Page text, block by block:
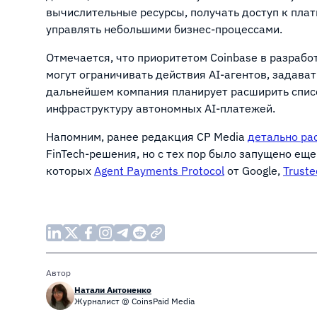
вычислительные ресурсы, получать доступ к
управлять небольшими бизнес-процессами.
Отмечается, что приоритетом Coinbase в
могут ограничивать действия AI-агентов,
дальнейшем компания планирует расширить
инфраструктуру автономных AI-платежей.
Напомним, ранее редакция CP Media детально
FinTech-решения, но с тех пор было запущено
которых Agent Payments Protocol от Google,
Автор
Натали Антоненко
Журналист @ CoinsPaid Media